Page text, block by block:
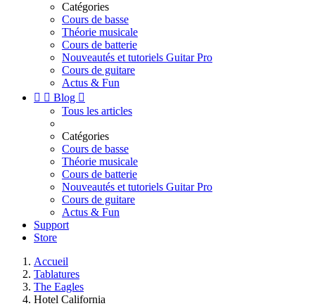
Catégories
Cours de basse
Théorie musicale
Cours de batterie
Nouveautés et tutoriels Guitar Pro
Cours de guitare
Actus & Fun
  Blog 
Tous les articles
Catégories
Cours de basse
Théorie musicale
Cours de batterie
Nouveautés et tutoriels Guitar Pro
Cours de guitare
Actus & Fun
Support
Store
Accueil
Tablatures
The Eagles
Hotel California